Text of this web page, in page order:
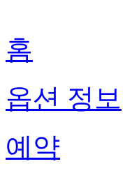
홈
옵션 정보
예약